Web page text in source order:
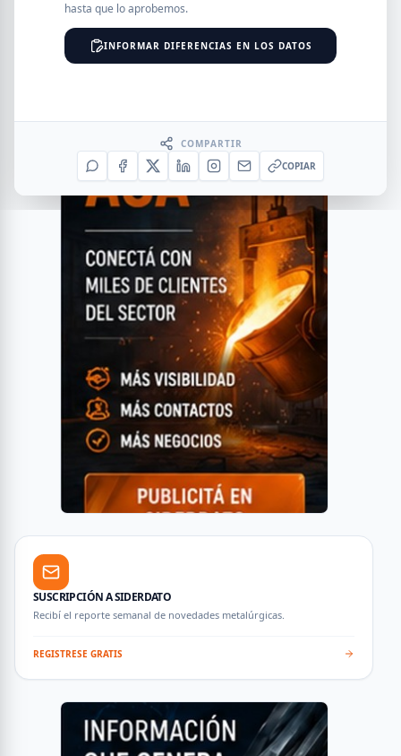
SUSCRIPCIÓN A SIDERDATO
Recibí el reporte semanal de novedades metalúrgicas.
REGISTRESE GRATIS
hasta que lo aprobemos.
INFORMAR DIFERENCIAS EN LOS DATOS
COMPARTIR
COPIAR